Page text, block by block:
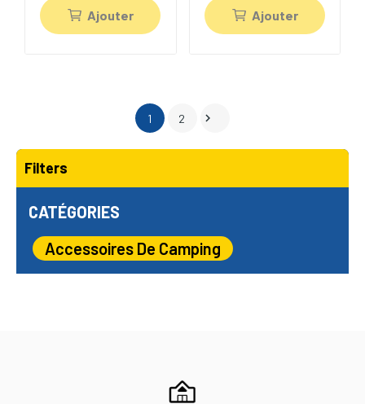
Filters
CATÉGORIES
Accessoires De Camping
Ajouter Ajouter
1 2 